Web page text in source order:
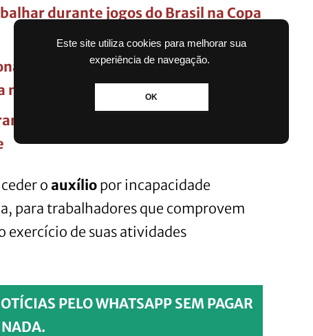
Este site utiliza cookies para melhorar sua
experiência de navegação.
OK
durante jogos do Brasil na Copa
fabricante de ventiladores tem
milionária
Projeto apresentado na Câmara
o auxílio por incapacidade
para trabalhadores que comprovem
exercício de suas atividades
PELO WHATSAPP SEM PAGAR
NADA.